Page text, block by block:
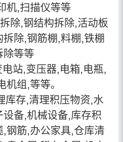
机,扫描仪等等
除,钢结构拆除,活动板
除,钢筋棚,料棚,铁棚
除等等
站,变压器,电箱,电瓶,
机组,等等。
库存,清理积压物资,水
备,机械设备,库存积
钢筋,办公家具,仓库清